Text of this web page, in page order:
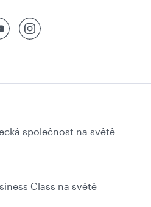
společnost na světě
Class na světě